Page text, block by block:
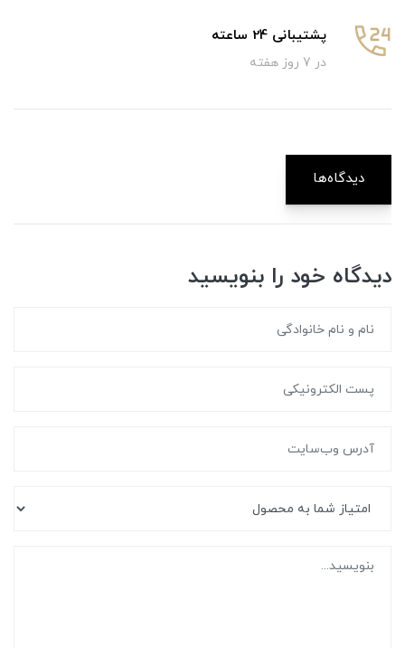
پشتیبانی 24 ساعته
در 7 روز هفته
دیدگاه‌ها
دیدگاه خود را بنویسید